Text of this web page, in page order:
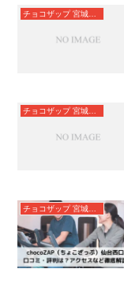
チョコザップ 宮城県仙台市
チョコザップ 宮城県仙台市
チョコザップ 宮城県仙台市